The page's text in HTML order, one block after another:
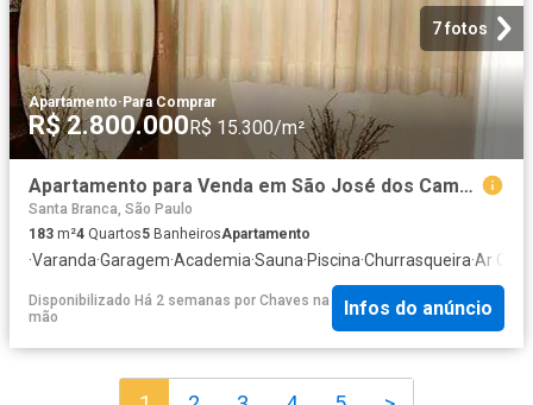
7 fotos
Apartamento·Para Comprar
R$ 2.800.000R$ 15.300/m²
Apartamento para Venda em São José dos Campos/SP Jardim Aquárius 4 Quartos
Santa Branca, São Paulo
183 m²4 Quartos5 BanheirosApartamento
·Varanda·Garagem·Academia·Sauna·Piscina·Churrasqueira·Ar
Disponibilizado Há 2 semanas por Chaves na
mão
Infos do anúncio